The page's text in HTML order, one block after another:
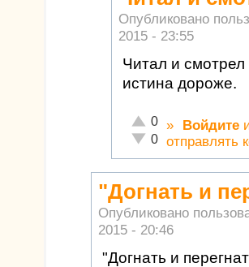
Опубликовано
2015 - 23:55
Читал и смотрел
истина дороже.
Отлично!
0
Неадекватно!
0
» Войдите
отправлять
"Догнать и
Опубликовано
2015 - 20:46
"Догнать и